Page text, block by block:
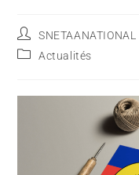
SNETAANATIONAL
Actualités